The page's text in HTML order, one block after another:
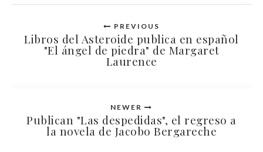
PREVIOUS
Libros del Asteroide publica en español
"El ángel de piedra" de Margaret
Laurence
NEWER
Publican "Las despedidas", el regreso a
la novela de Jacobo Bergareche